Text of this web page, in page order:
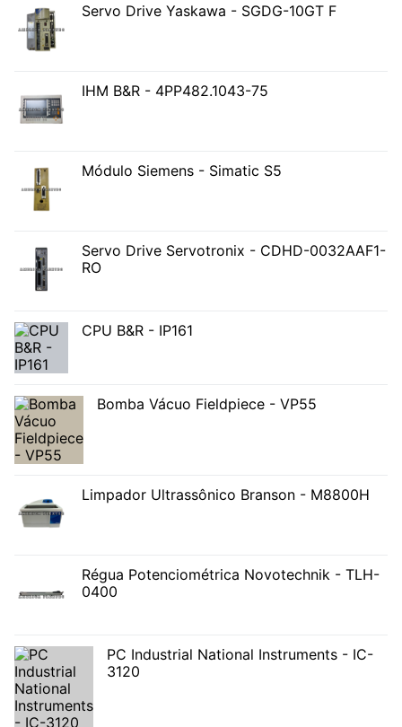
Servo Drive Yaskawa - SGDG-10GT F
IHM B&R - 4PP482.1043-75
Módulo Siemens - Simatic S5
Servo Drive Servotronix - CDHD-0032AAF1-
RO
CPU B&R - IP161
Bomba Vácuo Fieldpiece - VP55
Limpador Ultrassônico Branson - M8800H
Régua Potenciométrica Novotechnik - TLH-
0400
PC Industrial National Instruments - IC-
3120